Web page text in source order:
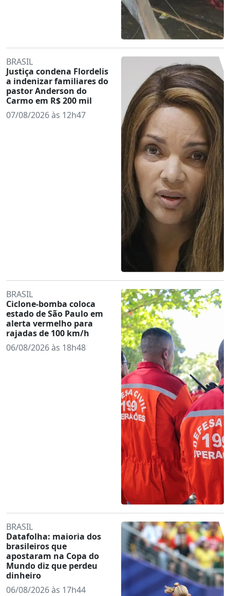
BRASIL
Justiça condena Flordelis
a indenizar familiares do
pastor Anderson do
Carmo em R$ 200 mil
07/08/2026 às 12h47
BRASIL
Ciclone-bomba coloca
estado de São Paulo em
alerta vermelho para
rajadas de 100 km/h
06/08/2026 às 18h48
BRASIL
Datafolha: maioria dos
brasileiros que
apostaram na Copa do
Mundo diz que perdeu
dinheiro
06/08/2026 às 17h44